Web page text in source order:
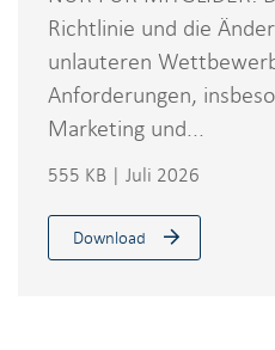
Richtlinie und die
unlauteren
Anforderungen,
Marketing und...
555 KB | Juli 2026
Download